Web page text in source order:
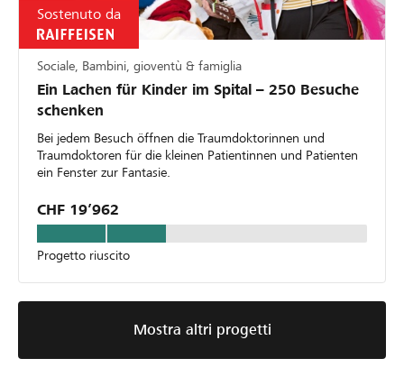
Sostenuto da
Sociale, Bambini, gioventù & famiglia
Ein Lachen für Kinder im Spital – 250 Besuche
schenken
Bei jedem Besuch öffnen die Traumdoktorinnen und
Traumdoktoren für die kleinen Patientinnen und Patienten
ein Fenster zur Fantasie.
CHF 19’962
Progetto riuscito
Mostra altri progetti